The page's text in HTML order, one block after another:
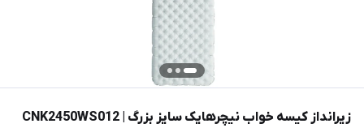
زیرانداز کیسه خواب نیچرهایک سایز بزرگ | CNK2450WS012